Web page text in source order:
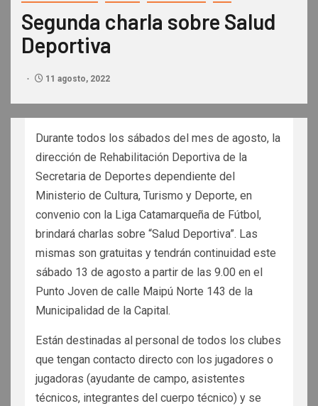
Segunda charla sobre Salud
Deportiva
11 agosto, 2022
Durante todos los sábados del mes de agosto, la
dirección de Rehabilitación Deportiva de la
Secretaria de Deportes dependiente del
Ministerio de Cultura, Turismo y Deporte, en
convenio con la Liga Catamarqueña de Fútbol,
brindará charlas sobre “Salud Deportiva”. Las
mismas son gratuitas y tendrán continuidad este
sábado 13 de agosto a partir de las 9.00 en el
Punto Joven de calle Maipú Norte 143 de la
Municipalidad de la Capital.
Están destinadas al personal de todos los clubes
que tengan contacto directo con los jugadores o
jugadoras (ayudante de campo, asistentes
técnicos, integrantes del cuerpo técnico) y se